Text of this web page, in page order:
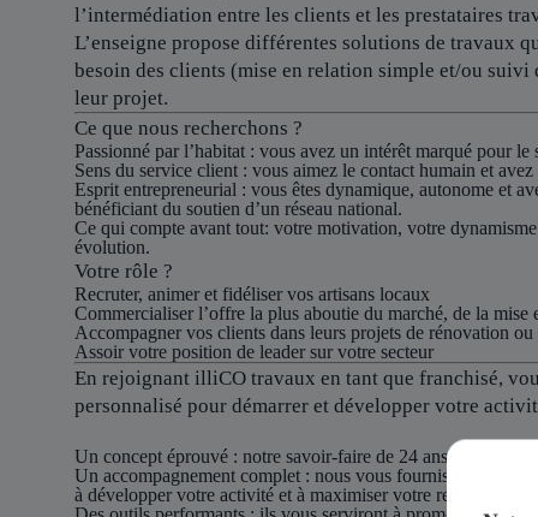
l’intermédiation entre les clients et les prestataires
L’enseigne propose différentes solutions de travaux
besoin des clients (mise en relation simple et/ou
leur projet.
Ce que nous recherchons ?
Passionné par l’habitat : vous avez un intérêt marqué pour le
Sens du service client : vous aimez le contact humain et
Esprit entrepreneurial : vous êtes dynamique, autonome et
bénéficiant du soutien d’un réseau national.
Ce qui compte avant tout: votre motivation, votre
évolution.
Votre rôle ?
Recruter, animer et fidéliser vos artisans locaux
Commercialiser l’offre la plus aboutie du marché, de la
Accompagner vos clients dans leurs projets de rénovation ou
Assoir votre position de leader sur votre secteur
En rejoignant illiCO travaux en tant que franchisé,
personnalisé pour démarrer et développer votre
Un concept éprouvé : notre savoir-faire de 24 ans, notre
Un accompagnement complet : nous vous fournissons une
à développer votre activité et à maximiser votre rentabilité.